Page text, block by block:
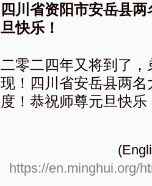
四川省资阳市安岳县
旦快乐！
二零二四年又将到了
现！四川省安岳县两
度！恭祝师尊元旦快
https://en.minghui.org/